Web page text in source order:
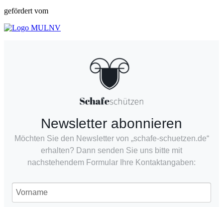
gefördert vom
Newsletter abonnieren
Möchten Sie den Newsletter von „schafe-schuetzen.de“
erhalten? Dann senden Sie uns bitte mit
nachstehendem Formular Ihre Kontaktangaben: